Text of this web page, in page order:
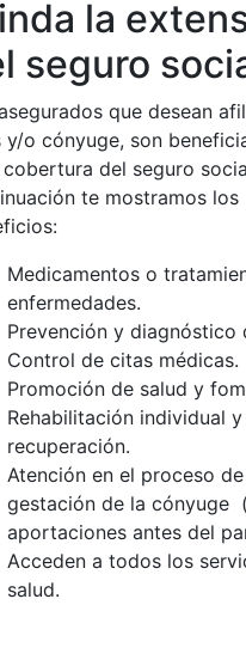
la
seguro
que desean
y/o cónyuge, son
del seguro
te mostramos los
Medicamentos o
enfermedades.
Prevención y diagnóstico
Control de citas médicas.
Promoción de salud y
Rehabilitación individual y
recuperación.
Atención en el proceso de
gestación de la cónyuge
aportaciones antes del
Acceden a todos los
salud.